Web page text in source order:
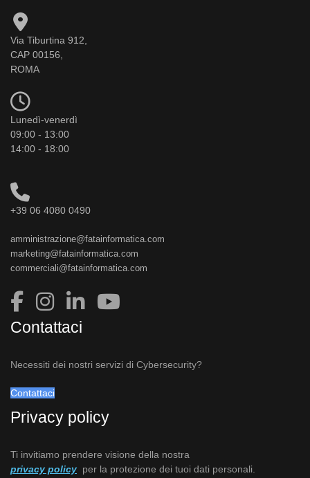
Via Tiburtina 912,
CAP 00156,
ROMA
Lunedì-venerdì
09:00 - 13:00
14:00 - 18:00
+39 06 4080 0490
amministrazione@fatainformatica.com
marketing@fatainformatica.com
commerciali@fatainformatica.com
Contattaci
Necessiti dei nostri servizi di Cybersecurity?
Contattaci
Privacy policy
Ti invitiamo prendere visione della nostra
privacy policy per la protezione dei tuoi dati personali.